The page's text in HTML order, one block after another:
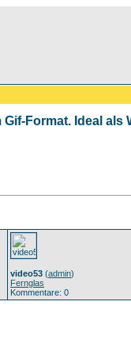
Format. Ideal
video53 (admin)
Fernglas
Kommentare: 0